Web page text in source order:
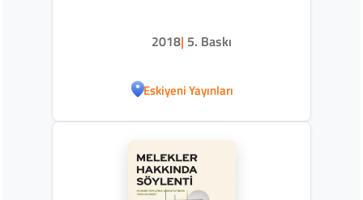
2018| 5. Baskı
Eskiyeni Yayınları